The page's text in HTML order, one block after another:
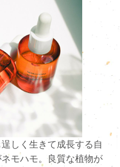
しく生きて成長する自
モハモ。良質な植物が